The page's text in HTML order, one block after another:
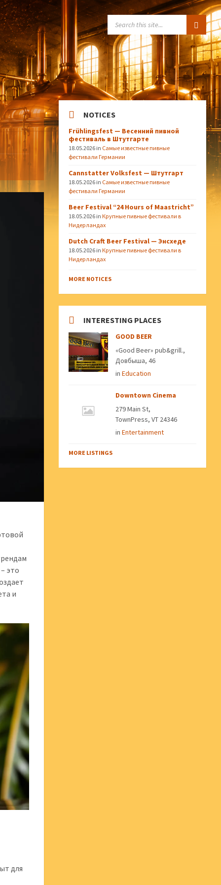
это
и
для
NOTICES
Frühlingsfest — Весенний пивной
фестиваль в Штутгарте
18.05.2026 in Самые известные пивные
фестивали Германии
Cannstatter Volksfest — Штутгарт
18.05.2026 in Самые известные пивные
фестивали Германии
Beer Festival “24 Hours of Maastricht”
18.05.2026 inКрупные пивные фестивали в
Нидерландах
Dutch Craft Beer Festival — Энсхеде
18.05.2026 inКрупные пивные фестивали в
Нидерландах
MORE NOTICES
INTERESTING PLACES
GOOD BEER
«Good Beer» pub&grill.,
Довбыша, 46
inEducation
Downtown Cinema
279 Main St,
TownPress, VT 24346
inEntertainment
MORE LISTINGS